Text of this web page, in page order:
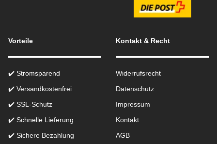
Vorteile
✔️ Stromsparend
✔️ Versandkostenfrei
✔️ SSL-Schutz
✔️ Schnelle Lieferung
✔️ Sichere Bezahlung
Kontakt & Recht
Widerrufsrecht
Datenschutz
Impressum
Kontakt
AGB